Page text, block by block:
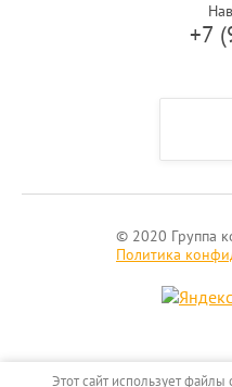
+7
© 2020 Группа
Политика
Этот сайт использует